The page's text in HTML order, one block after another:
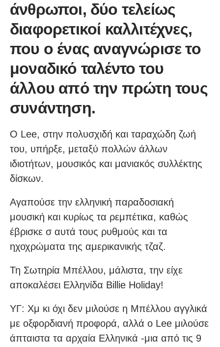
άνθρωποι, δύο τελείως
διαφορετικοί καλλιτέχνες,
που ο ένας αναγνώρισε το
μοναδικό ταλέντο του
άλλου από την πρώτη τους
συνάντηση.
Ο Lee, στην πολυσχιδή και ταραχώδη ζωή
του, υπήρξε, μεταξύ πολλών άλλων
ιδιοτήτων, μουσικός και μανιακός συλλέκτης
δίσκων.
Αγαπούσε την ελληνική παραδοσιακή
μουσική και κυρίως τα ρεμπέτικα, καθώς
έβρισκε σ αυτά τους ρυθμούς και τα
ηχοχρώματα της αμερικανικής τζαζ.
Τη Σωτηρία Μπέλλου, μάλιστα, την είχε
αποκαλέσει Ελληνίδα Billie Holiday!
ΥΓ: Χμ κι όχι δεν μιλούσε η Μπέλλου αγγλικά
με οξφορδιανή προφορά, αλλά ο Lee μιλούσε
άπταιστα τα αρχαία Ελληνικά -μια από τις 9